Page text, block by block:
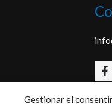
Gestionar el